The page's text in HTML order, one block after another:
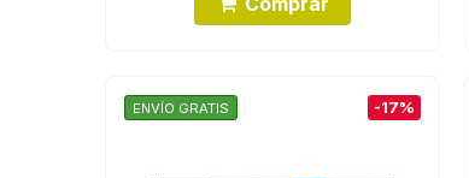
ENVÍO GRATIS -17%